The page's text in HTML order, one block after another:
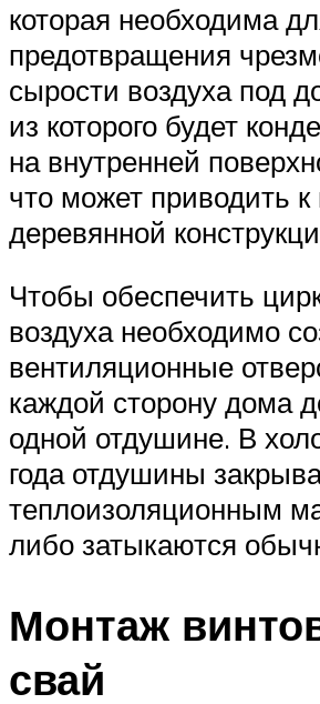
которая необходима
предотвращения
сырости воздуха под
из которого будет
на внутренней
что может приводить
деревянной
Чтобы обеспечить
воздуха необходимо
вентиляционные
каждой сторону дома
одной отдушине. В
года отдушины
теплоизоляционным
либо затыкаются
Монтаж
свай